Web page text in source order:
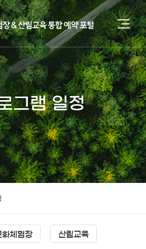
그램 일정
화체험장 산림교육